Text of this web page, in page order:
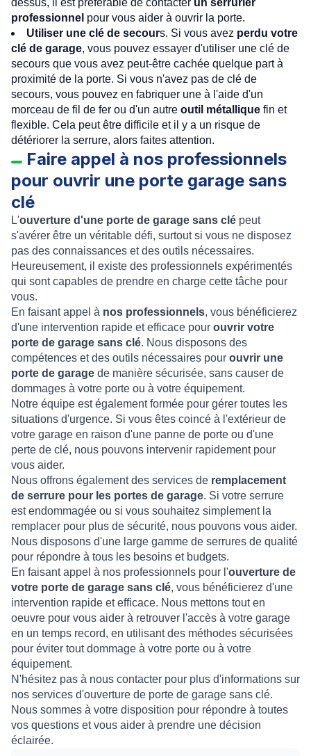
dessus, il est préférable de contacter un serrurier
professionnel pour vous aider à ouvrir la porte.
Utiliser une clé de secours. Si vous avez perdu votre
clé de garage, vous pouvez essayer d'utiliser une clé de
secours que vous avez peut-être cachée quelque part à
proximité de la porte. Si vous n'avez pas de clé de
secours, vous pouvez en fabriquer une à l'aide d'un
morceau de fil de fer ou d'un autre outil métallique fin et
flexible. Cela peut être difficile et il y a un risque de
détériorer la serrure, alors faites attention.
Faire appel à nos professionnels
pour ouvrir une porte garage sans
clé
L'ouverture d'une porte de garage sans clé peut
s'avérer être un véritable défi, surtout si vous ne disposez
pas des connaissances et des outils nécessaires.
Heureusement, il existe des professionnels expérimentés
qui sont capables de prendre en charge cette tâche pour
vous.
En faisant appel à nos professionnels, vous bénéficierez
d'une intervention rapide et efficace pour ouvrir votre
porte de garage sans clé. Nous disposons des
compétences et des outils nécessaires pour ouvrir une
porte de garage de manière sécurisée, sans causer de
dommages à votre porte ou à votre équipement.
Notre équipe est également formée pour gérer toutes les
situations d'urgence. Si vous êtes coincé à l'extérieur de
votre garage en raison d'une panne de porte ou d'une
perte de clé, nous pouvons intervenir rapidement pour
vous aider.
Nous offrons également des services de remplacement
de serrure pour les portes de garage. Si votre serrure
est endommagée ou si vous souhaitez simplement la
remplacer pour plus de sécurité, nous pouvons vous aider.
Nous disposons d'une large gamme de serrures de qualité
pour répondre à tous les besoins et budgets.
En faisant appel à nos professionnels pour l'ouverture de
votre porte de garage sans clé, vous bénéficierez d'une
intervention rapide et efficace. Nous mettons tout en
oeuvre pour vous aider à retrouver l'accès à votre garage
en un temps record, en utilisant des méthodes sécurisées
pour éviter tout dommage à votre porte ou à votre
équipement.
N'hésitez pas à nous contacter pour plus d'informations sur
nos services d'ouverture de porte de garage sans clé.
Nous sommes à votre disposition pour répondre à toutes
vos questions et vous aider à prendre une décision
éclairée.